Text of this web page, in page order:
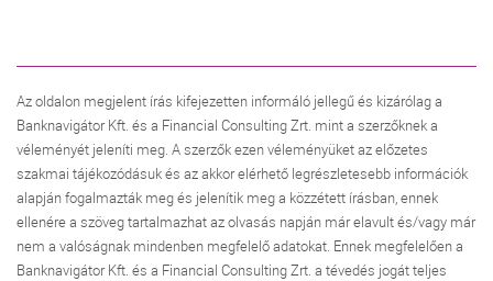
Az oldalon megjelent írás kifejezetten informáló jellegű és kizárólag a
Banknavigátor Kft. és a Financial Consulting Zrt. mint a szerzőknek a
véleményét jeleníti meg. A szerzők ezen véleményüket az előzetes
szakmai tájékozódásuk és az akkor elérhető legrészletesebb információk
alapján fogalmazták meg és jelenítik meg a közzétett írásban, ennek
ellenére a szöveg tartalmazhat az olvasás napján már elavult és/vagy már
nem a valóságnak mindenben megfelelő adatokat. Ennek megfelelően a
Banknavigátor Kft. és a Financial Consulting Zrt. a tévedés jogát teljes